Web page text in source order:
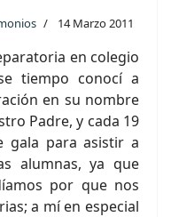
14 Marzo 2011
en colegio
tiempo conocí a
en su nombre
Padre, y cada 19
gala para asistir a
alumnas, ya que
por que nos
a mí en especial